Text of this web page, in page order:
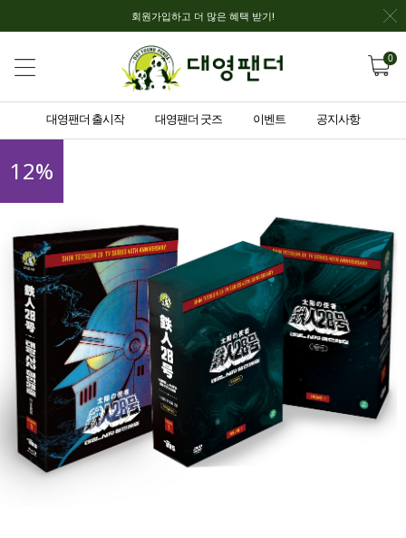
회원가입하고 더 많은 혜택 받기!
0
대영팬더 출시작 대영팬더 굿즈 이벤트 공지사항
12%